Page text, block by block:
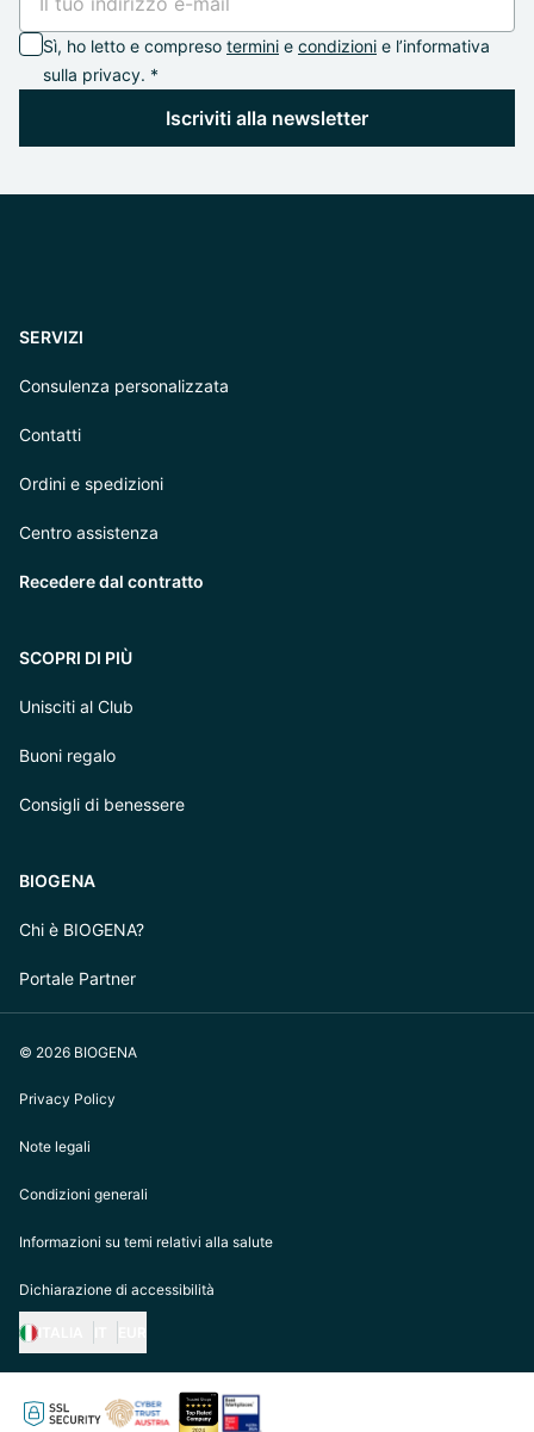
Sì, ho letto e compreso termini e condizioni e l’informativa
sulla privacy. *
Iscriviti alla newsletter
SERVIZI
Consulenza personalizzata
Contatti
Ordini e spedizioni
Centro assistenza
Recedere dal contratto
SCOPRI DI PIÙ
Unisciti al Club
Buoni regalo
Consigli di benessere
BIOGENA
Chi è BIOGENA?
Portale Partner
© 2026 BIOGENA
Privacy Policy
Note legali
Condizioni generali
Informazioni su temi relativi alla salute
Dichiarazione di accessibilità
https://biogena.com/de-at
https://biogena.com/de-de
https://biogena.com/de-ch